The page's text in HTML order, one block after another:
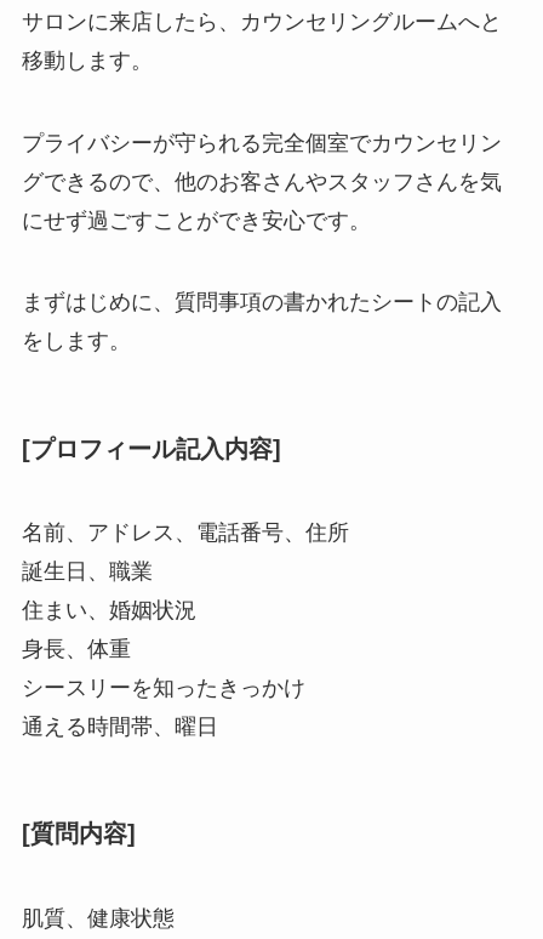
サロンに来店したら、カウンセリングルームへと
移動します。
プライバシーが守られる完全個室でカウンセリン
グできるので、他のお客さんやスタッフさんを気
にせず過ごすことができ安心です。
まずはじめに、質問事項の書かれたシートの記入
をします。
[プロフィール記入内容]
名前、アドレス、電話番号、住所
誕生日、職業
住まい、婚姻状況
身長、体重
シースリーを知ったきっかけ
通える時間帯、曜日
[質問内容]
肌質、健康状態